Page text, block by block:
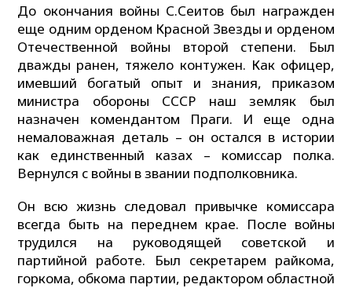
До окончания войны С.Сеитов был награжден
еще одним орденом Красной Звезды и орденом
Отечественной войны второй степени. Был
дважды ранен, тяжело контужен. Как офицер,
имевший богатый опыт и знания, приказом
министра обороны СССР наш земляк был
назначен комендантом Праги. И еще одна
немаловажная деталь – он остался в истории
как единственный казах – комиссар полка.
Вернулся с войны в звании подполковника.
Он всю жизнь следовал привычке комиссара
всегда быть на переднем крае. После войны
трудился на руководящей советской и
партийной работе. Был секретарем райкома,
горкома, обкома партии, редактором областной